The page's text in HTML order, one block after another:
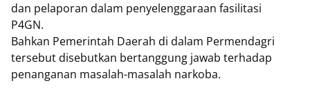
dan pelaporan dalam penyelenggaraan fasilitasi
P4GN.
Bahkan Pemerintah Daerah di dalam Permendagri
tersebut disebutkan bertanggung jawab terhadap
penanganan masalah-masalah narkoba.